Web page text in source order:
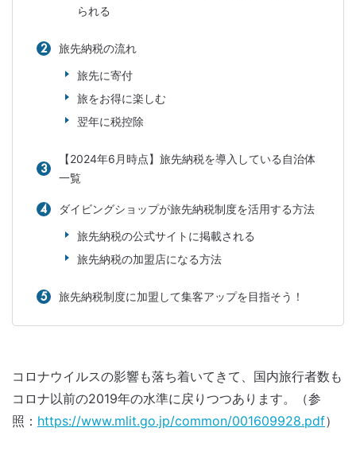
られる
旅先納税の流れ
旅先に寄付
旅をお得に楽しむ
翌年に税控除
【2024年6月時点】旅先納税を導入している自治体
一覧
ダイビングショップが旅先納税制度を活用する方法
旅先納税の公式サイトに掲載される
旅先納税の加盟店になる方法
旅先納税制度に加盟して集客アップを目指そう！
コロナウイルスの影響も落ち着いてきて、国内旅行者数も
コロナ以前の2019年の水準に戻りつつあります。（参
照： https://www.mlit.go.jp/common/001609928.pdf）